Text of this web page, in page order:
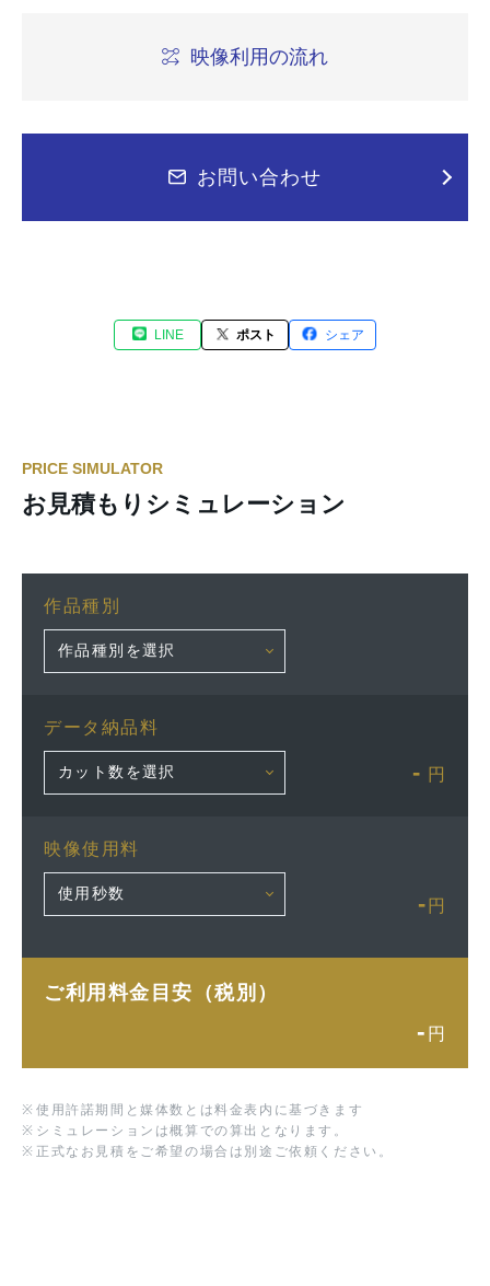
映像利用の流れ
お問い合わせ
LINE ポスト シェア
PRICE SIMULATOR
お見積もりシミュレーション
作品種別
データ納品料
- 円
映像使用料
- 円
ご利用料金目安（税別）
- 円
※ 使用許諾期間と媒体数とは料金表内に基づきます
※ シミュレーションは概算での算出となります。
※ 正式なお見積をご希望の場合は別途ご依頼ください。